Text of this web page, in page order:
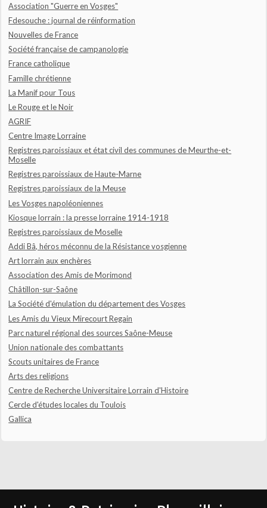
Association "Guerre en Vosges"
Fdesouche : journal de réinformation
Nouvelles de France
Société française de campanologie
France catholique
Famille chrétienne
La Manif pour Tous
Le Rouge et le Noir
AGRIF
Centre Image Lorraine
Registres paroissiaux et état civil des communes de Meurthe-et-
Moselle
Registres paroissiaux de Haute-Marne
Registres paroissiaux de la Meuse
Les Vosges napoléoniennes
Kiosque lorrain : la presse lorraine 1914-1918
Registres paroissiaux de Moselle
Addi Bâ, héros méconnu de la Résistance vosgienne
Art lorrain aux enchères
Association des Amis de Morimond
Châtillon-sur-Saône
La Société d'émulation du département des Vosges
Les Amis du Vieux Mirecourt Regain
Parc naturel régional des sources Saône-Meuse
Union nationale des combattants
Scouts unitaires de France
Arts des religions
Centre de Recherche Universitaire Lorrain d'Histoire
Cercle d'études locales du Toulois
Gallica